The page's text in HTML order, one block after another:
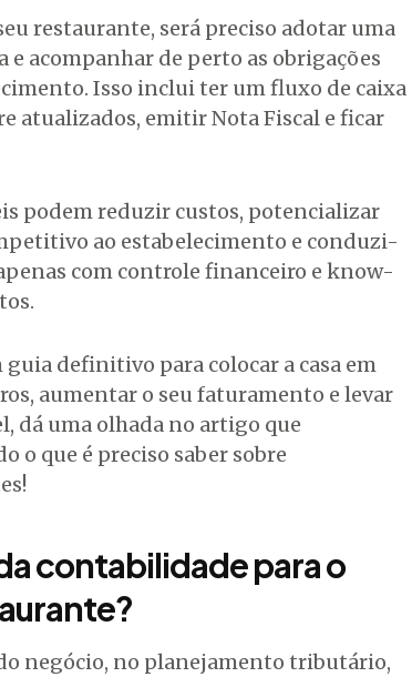
restaurante, será preciso adotar uma
acompanhar de perto as obrigações
Isso inclui ter um fluxo de caixa
atualizados, emitir Nota Fiscal e ficar
podem reduzir custos, potencializar
ao estabelecimento e conduzi-
com controle financeiro e know-
guia definitivo para colocar a casa em
aumentar o seu faturamento e levar
dá uma olhada no artigo que
o que é preciso saber sobre
contabilidade para o
negócio, no planejamento tributário,